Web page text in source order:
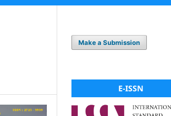
Make a Submission
E-ISSN